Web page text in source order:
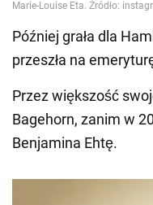
Później grała dla
przeszła na
Przez większość
Bagehorn, zanim w
Benjamina Ehtę.